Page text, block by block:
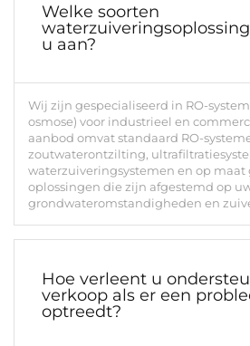
Welke soorten
u aan?
Wij zijn gespecialiseerd in RO-
osmose) voor industrieel en
aanbod omvat standaard RO-
zoutwaterontzilting,
waterzuiveringsystemen en op
oplossingen die zijn afgestemd op
grondwateromstandigheden en
Hoe verleent u
verkoop als er een
optreedt?